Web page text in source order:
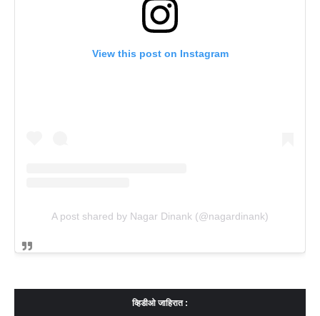
View this post on Instagram
A post shared by Nagar Dinank (@nagardinank)
व्हिडीओ जाहिरात :